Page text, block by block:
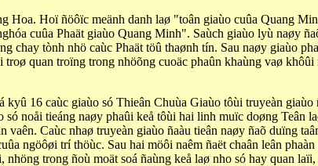
Hoa. Hoï ñöôïc meänh danh laø "toân giaùo cuûa Quang
cuûa Phaät giaùo Quang Minh". Saùch giaùo lyù naøy
tònh nhö caùc Phaät töû thaønh tín. Sau naøy giaùo
quan troïng trong nhöõng cuoäc phaûn khaùng vaø khôûi
16 caùc giaùo só Thieân Chuùa Giaùo tôùi truyeàn giaùo
noåi tieáng naøy phaûi keå tôùi hai linh muïc doøng Teân
Caùc nhaø truyeàn giaùo ñaàu tieân naøy ñaõ duïng
ngöôøi trí thöùc. Sau hai möôi naêm ñaët chaân leân
trong ñoù moät soá ñaùng keå laø nho só hay quan